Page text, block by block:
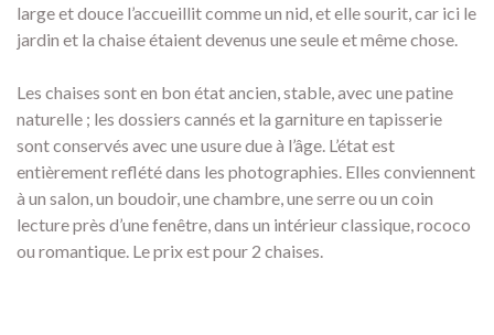
large et douce l’accueillit comme un nid, et elle sourit, car ici le
jardin et la chaise étaient devenus une seule et même chose.
Les chaises sont en bon état ancien, stable, avec une patine
naturelle ; les dossiers cannés et la garniture en tapisserie
sont conservés avec une usure due à l’âge. L’état est
entièrement reflété dans les photographies. Elles conviennent
à un salon, un boudoir, une chambre, une serre ou un coin
lecture près d’une fenêtre, dans un intérieur classique, rococo
ou romantique. Le prix est pour 2 chaises.